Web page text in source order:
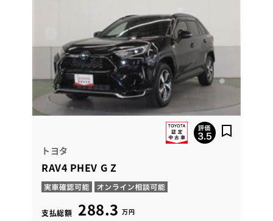
トヨタ
RAV4 PHEV G Z
支払総額 288.3 万円